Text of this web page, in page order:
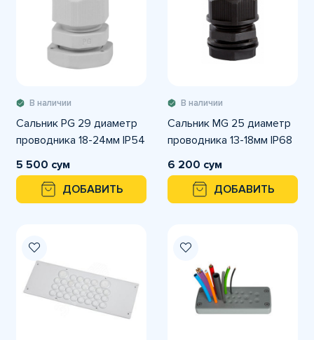
В наличии
Сальник PG 29 диаметр
проводника 18-24мм IP54
5 500 сум
ДОБАВИТЬ
В наличии
Сальник MG 25 диаметр
проводника 13-18мм IP68
6 200 сум
ДОБАВИТЬ